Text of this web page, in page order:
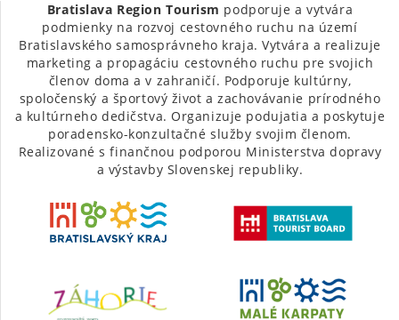
Bratislava Region Tourism podporuje a vytvára
podmienky na rozvoj cestovného ruchu na území
Bratislavského samosprávneho kraja. Vytvára a realizuje
marketing a propagáciu cestovného ruchu pre svojich
členov doma a v zahraničí. Podporuje kultúrny,
spoločenský a športový život a zachovávanie prírodného
a kultúrneho dedičstva. Organizuje podujatia a poskytuje
poradensko-konzultačné služby svojim členom.
Realizované s finančnou podporou Ministerstva dopravy
a výstavby Slovenskej republiky.